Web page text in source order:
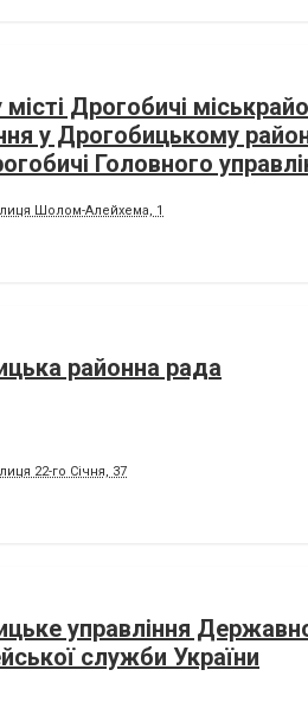
місті Дрогобичі
у Дрогобицькому
Головного
Шолом-Алейхема, 1
районна рада
22-го Січня, 37
управління
служби України